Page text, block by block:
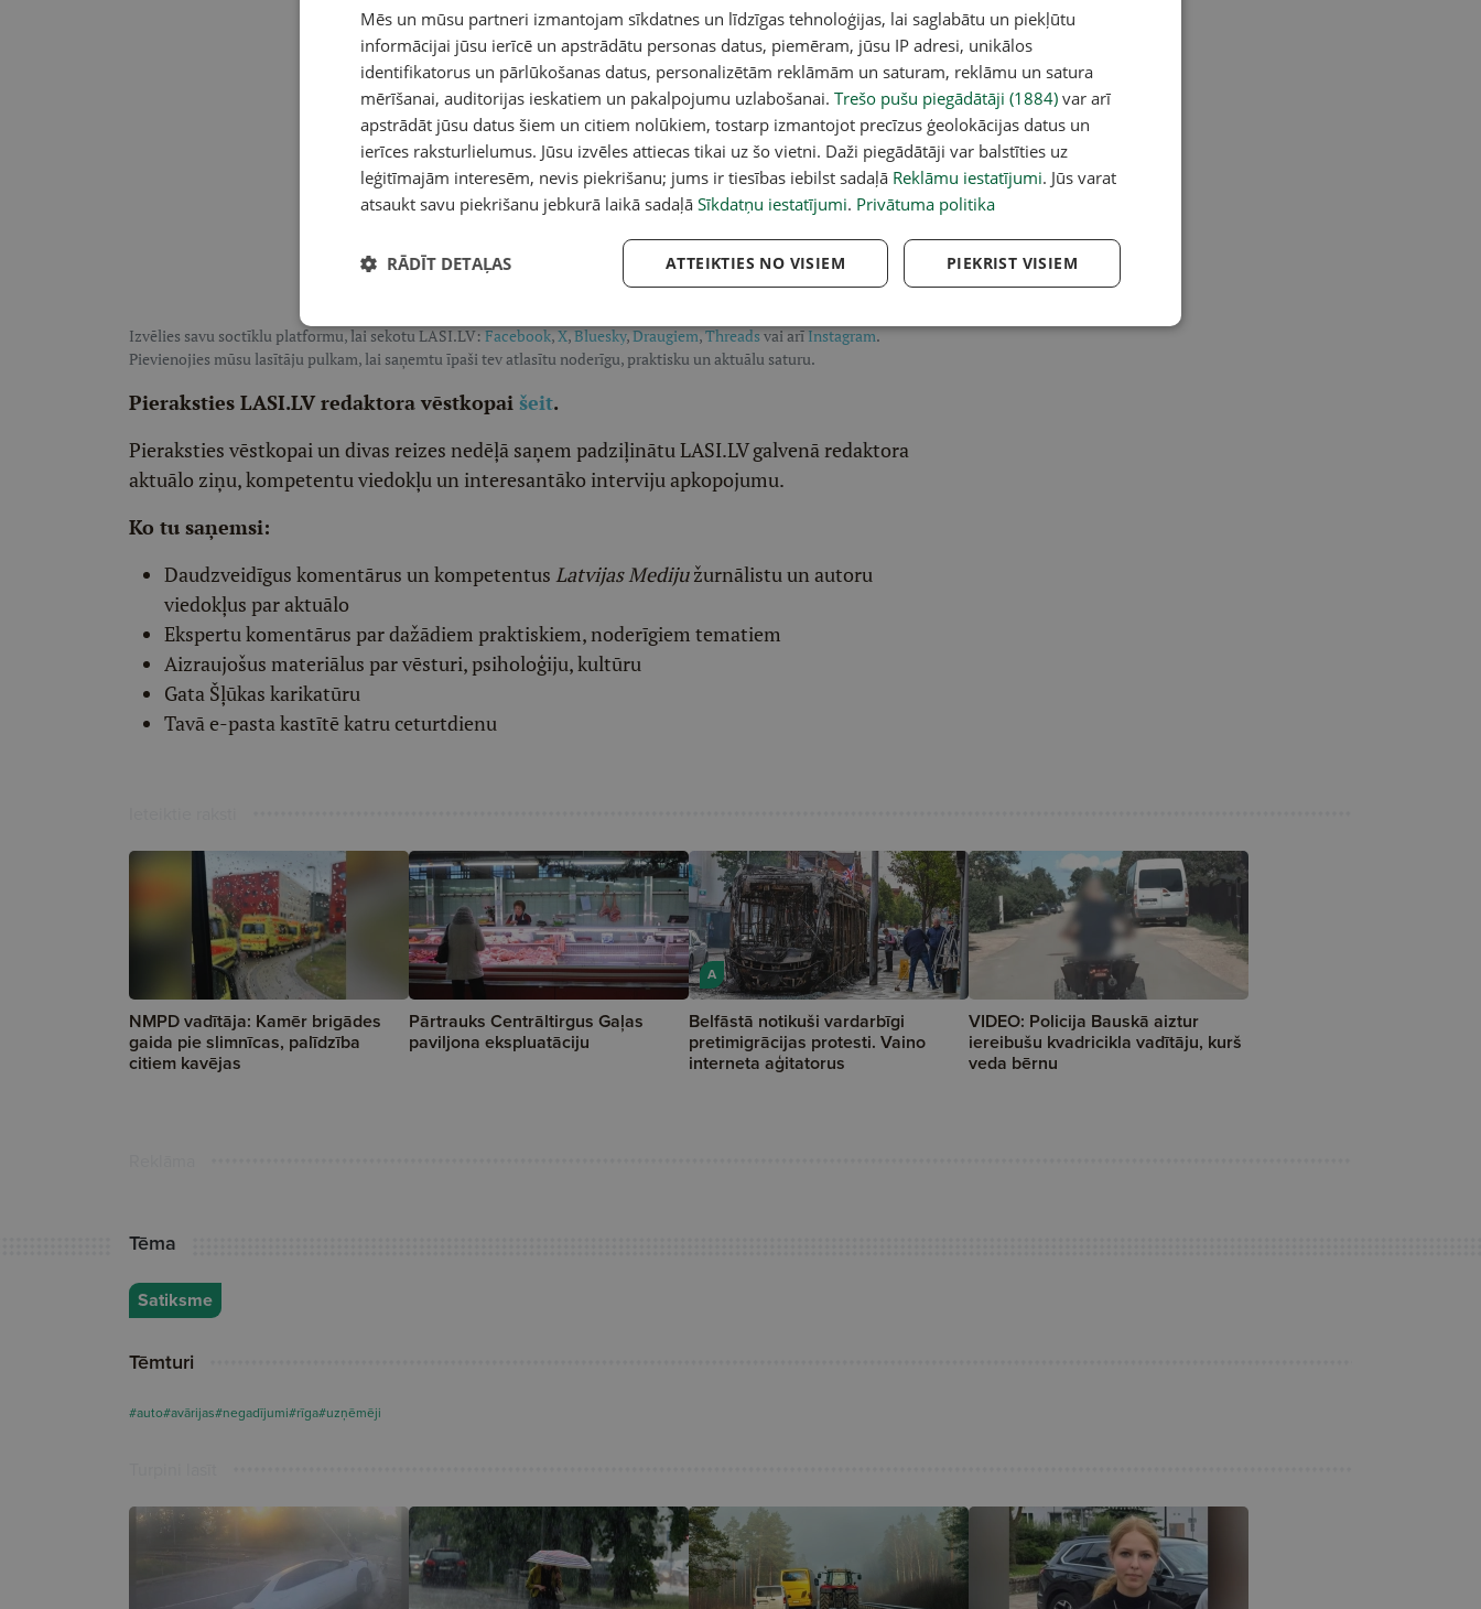
Izvēlies savu soctīklu platformu, lai sekotu LASI.LV:Facebook,X,Bluesky,Draugiem,Threadsvai arīInstagram.
Pievienojies mūsu lasītāju pulkam, lai saņemtu īpaši tev atlasītu noderīgu, praktisku un aktuālu saturu.
Pieraksties LASI.LV redaktora vēstkopai šeit.
Pieraksties vēstkopai un divas reizes nedēļā saņem padziļinātu LASI.LV galvenā redaktora
aktuālo ziņu, kompetentu viedokļu un interesantāko interviju apkopojumu.
Ko tu saņemsi:
Daudzveidīgus komentārus un kompetentus Latvijas Medijužurnālistu un autoru
viedokļus par aktuālo
Ekspertu komentārus par dažādiem praktiskiem, noderīgiem tematiem
Aizraujošus materiālus par vēsturi, psiholoģiju, kultūru
Gata Šļūkas karikatūru
Tavā e-pasta kastītē katru ceturtdienu
NMPD vadītāja: Kamēr brigādes
gaida pie slimnīcas, palīdzība
citiem kavējas
Pārtrauks Centrāltirgus Gaļas
paviljona ekspluatāciju
A
Belfāstā notikuši vardarbīgi
pretimigrācijas protesti. Vaino
interneta aģitatorus
VIDEO: Policija Bauskā aiztur
iereibušu kvadricikla vadītāju, kurš
veda bērnu
Tēma
Satiksme
Tēmturi
#auto#avārijas#negadījumi#rīga#uzņēmēji
Mēs un mūsu partneri izmantojam sīkdatnes un līdzīgas tehnoloģijas, lai saglabātu un piekļūtu
informācijai jūsu ierīcē un apstrādātu personas datus, piemēram, jūsu IP adresi, unikālos
identifikatorus un pārlūkošanas datus, personalizētām reklāmām un saturam, reklāmu un satura
mērīšanai, auditorijas ieskatiem un pakalpojumu uzlabošanai. Trešo pušu piegādātāji (1884) var arī
apstrādāt jūsu datus šiem un citiem nolūkiem, tostarp izmantojot precīzus ģeolokācijas datus un
ierīces raksturlielumus. Jūsu izvēles attiecas tikai uz šo vietni. Daži piegādātāji var balstīties uz
leģitīmajām interesēm, nevis piekrišanu; jums ir tiesības iebilst sadaļā Reklāmu iestatījumi. Jūs varat
atsaukt savu piekrišanu jebkurā laikā sadaļā Sīkdatņu iestatījumi. Privātuma politika
PIEKRIST VISIEM
ATTEIKTIES NO VISIEM
RĀDĪT DETAĻAS